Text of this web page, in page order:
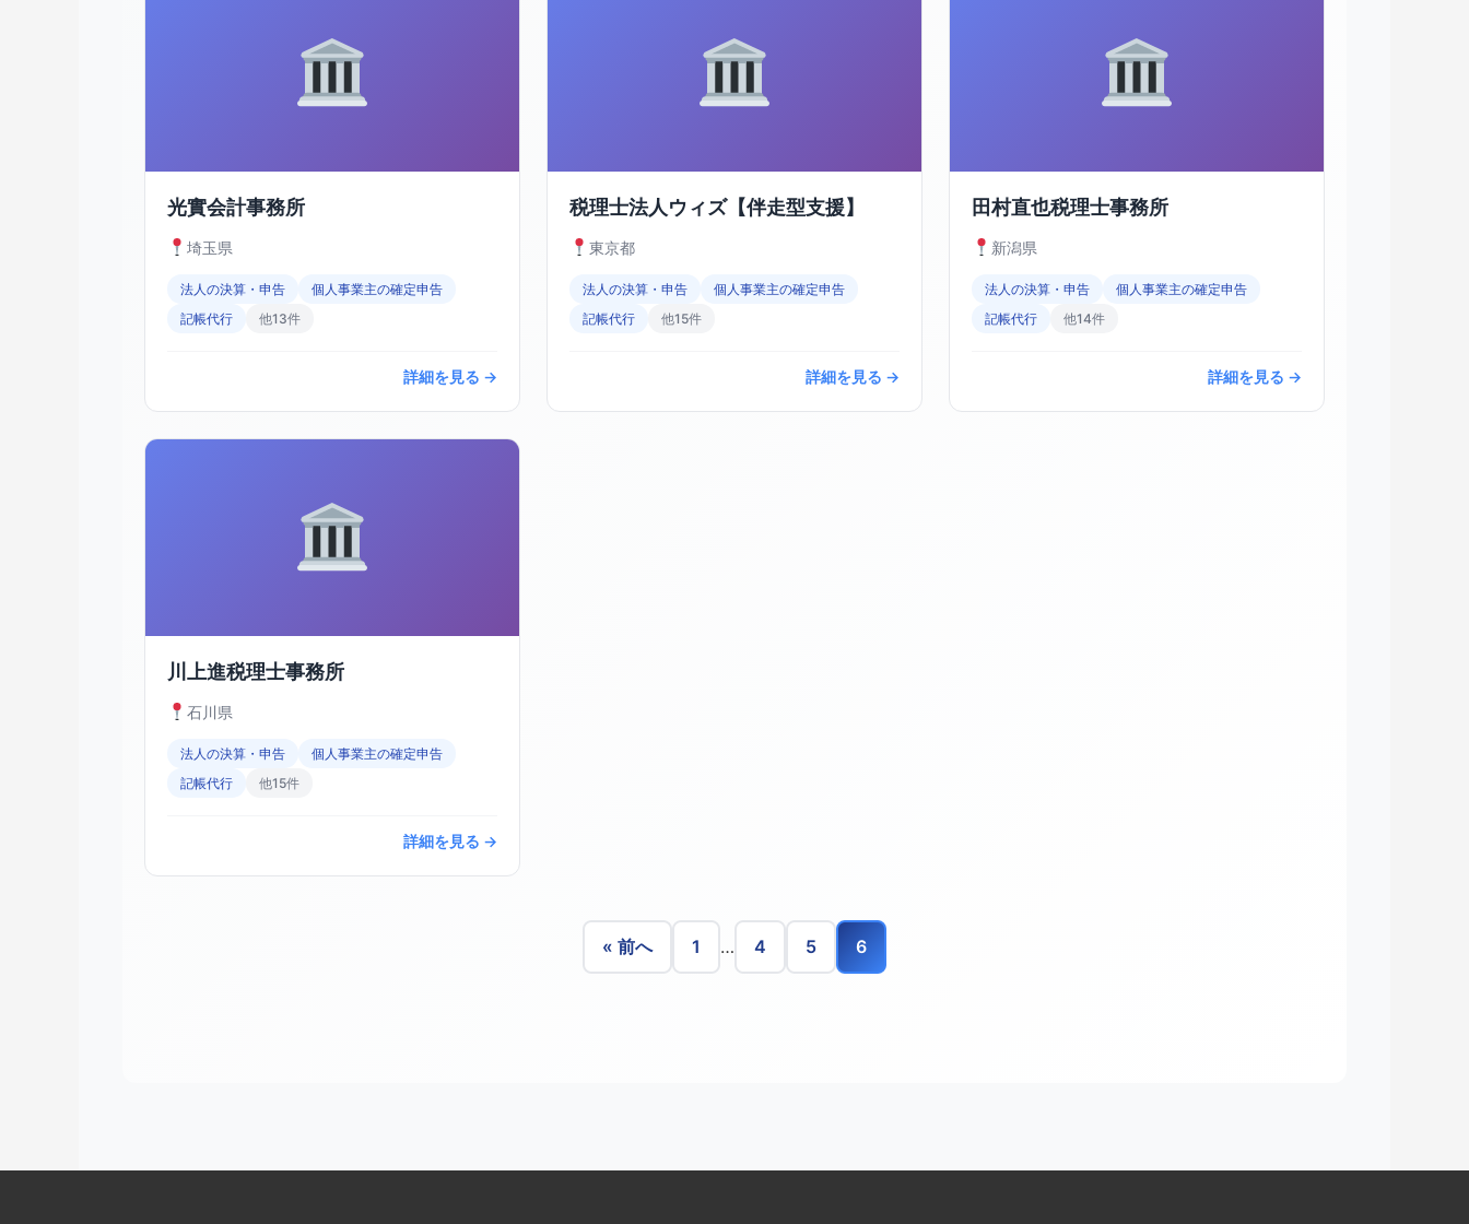
光實会計事務所
埼玉県
法人の決算・申告
個人事業主の確定申告
記帳代行
他13件
詳細を見る →
税理士法人ウィズ【伴走型支援】
東京都
法人の決算・申告
個人事業主の確定申告
記帳代行
他15件
詳細を見る →
田村直也税理士事務所
新潟県
法人の決算・申告
個人事業主の確定申告
記帳代行
他14件
詳細を見る →
川上進税理士事務所
石川県
法人の決算・申告
個人事業主の確定申告
記帳代行
他15件
詳細を見る →
« 前へ 1 … 4 5 6